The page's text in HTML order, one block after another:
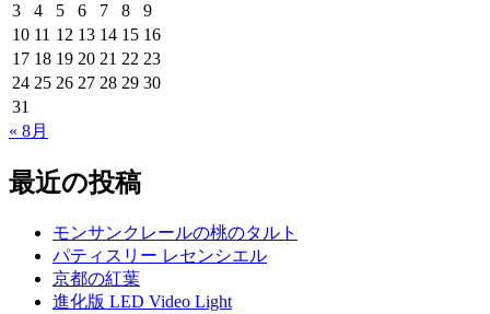
3
4 5 6 7 8
9
10 11 12 13 14 15 16
17 18 19 20 21 22 23
24 25 26 27 28 29 30
31
« 8月
最近の投稿
モンサンクレールの桃のタルト
パティスリー レセンシエル
京都の紅葉
進化版 LED Video Light